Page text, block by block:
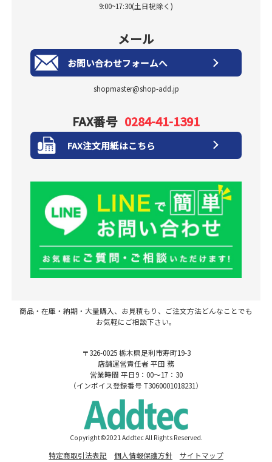
9:00~17:30(土日祝除く)
メール
お問い合わせフォームへ
shopmaster@shop-add.jp
FAX番号 0284-41-1391
FAX注文用紙はこちら
商品・在庫・納期・大量購入、お見積もり、ご注文方法どんなことでも
お気軽にご相談下さい。
〒326-0025 栃木県足利市寿町19-3
店舗運営責任者 平田 務
営業時間 平日9：00～17：30
（インボイス登録番号 T3060001018231）
Copyright©2021 Addtec All Rights Reserved.
特定商取引法表記 個人情報保護方針 サイトマップ